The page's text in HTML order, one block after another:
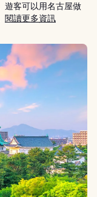
遊客可以用名古屋做
閱讀更多資訊